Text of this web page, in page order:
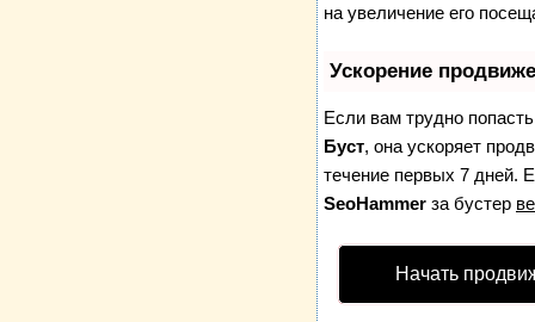
на увеличение его
Ускорение
Если вам трудно
Буст, она ускоряет
течение первых 7 дней.
SeoHammer за бустер
Начать